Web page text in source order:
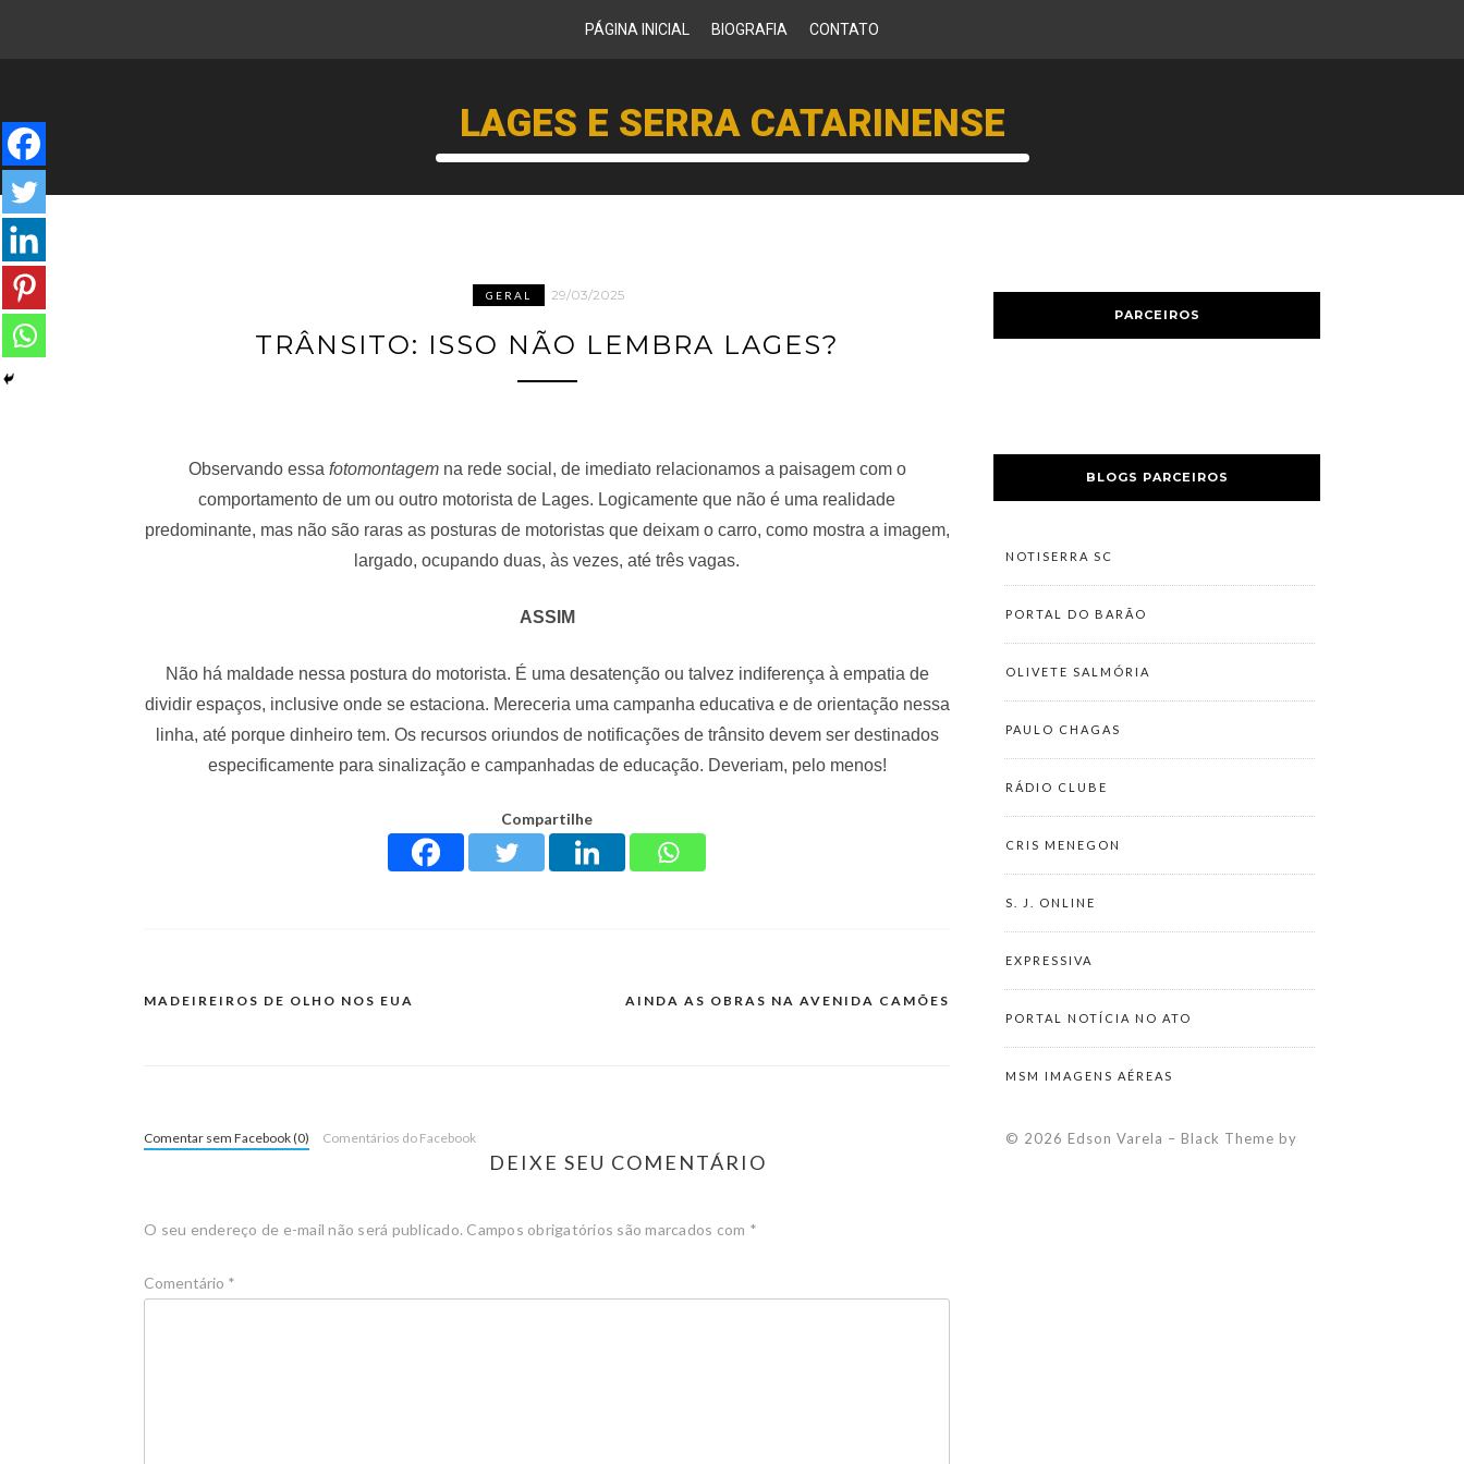
PÁGINA INICIAL BIOGRAFIA CONTATO
LAGES E SERRA CATARINENSE
GERAL 29/03/2025
TRÂNSITO: ISSO NÃO LEMBRA LAGES?
Observando essa fotomontagemna rede social, de imediato relacionamos a paisagem com o
comportamento de um ou outro motorista de Lages. Logicamente que não é uma realidade
predominante, mas não são raras as posturas de motoristas que deixam o carro, como mostra a imagem,
largado, ocupando duas, às vezes, até três vagas.
ASSIM
Não há maldade nessa postura do motorista. É uma desatenção ou talvez indiferença à empatia de
dividir espaços, inclusive onde se estaciona. Mereceria uma campanha educativa e de orientação nessa
linha, até porque dinheiro tem. Os recursos oriundos de notificações de trânsito devem ser destinados
especificamente para sinalização e campanhadas de educação. Deveriam, pelo menos!
Compartilhe
MADEIREIROS DE OLHO NOS EUA AINDA AS OBRAS NA AVENIDA CAMÕES
DEIXE SEU COMENTÁRIO
Comentar sem Facebook (0) Comentários do Facebook
O seu endereço de e-mail não será publicado. Campos obrigatórios são marcados com *
Comentário *
PARCEIROS
BLOGS PARCEIROS
NOTISERRA SC
PORTAL DO BARÃO
OLIVETE SALMÓRIA
PAULO CHAGAS
RÁDIO CLUBE
CRIS MENEGON
S. J. ONLINE
EXPRESSIVA
PORTAL NOTÍCIA NO ATO
MSM IMAGENS AÉREAS
© 2026 Edson Varela – Black Theme by